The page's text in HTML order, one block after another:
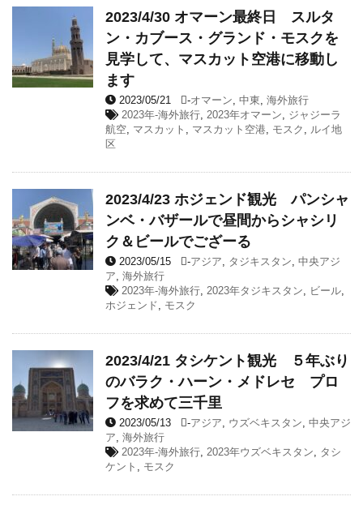
2023/4/30 オマーン最終日 スルタ
ン・カブース・グランド・モスクを
見学して、マスカット空港に移動し
ます
2023/05/21 -オマーン, 中東, 海外旅行
2023年-海外旅行, 2023年オマーン, ジャジーラ
航空, マスカット , マスカット空港, モスク , ルイ地
区
2023/4/23 ホジェンド観光 パンシャ
ンベ・バザールで昼間からシャシリ
ク＆ビールでござーる
2023/05/15 -アジア, タジキスタン, 中央アジ
ア, 海外旅行
2023年-海外旅行, 2023年タジキスタン, ビール,
ホジェンド, モスク
2023/4/21 タシケント観光 ５年ぶり
のバラク・ハーン・メドレセ プロ
フを求めて三千里
2023/05/13 -アジア, ウズベキスタン, 中央アジ
ア, 海外旅行
2023年-海外旅行, 2023年ウズベキスタン, タシ
ケント , モスク